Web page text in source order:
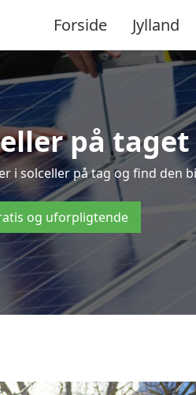
Forside Jylland
på
i solceller på tag og find den
og uforpligtende